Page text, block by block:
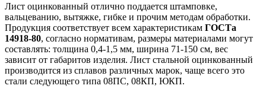
Лист оцинкованный отлично поддается штамповке,
вальцеванию, вытяжке, гибке и прочим методам обработки.
Продукция соответствует всем характеристикам ГОСТа
14918-80, согласно нормативам, размеры материалами могут
составлять: толщина 0,4-1,5 мм, ширина 71-150 см, вес
зависит от габаритов изделия. Лист стальной оцинкованный
производится из сплавов различных марок, чаще всего это
стали следующего типа 08ПС, 08КП, ЮКП.